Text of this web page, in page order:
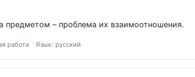
предметом – проблема их взаимоотношения.
работа Язык: русский